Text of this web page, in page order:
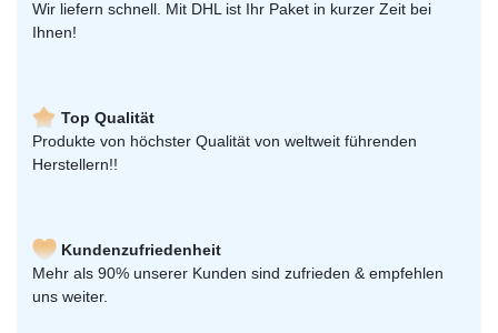
Wir liefern schnell. Mit DHL ist Ihr Paket in kurzer Zeit bei
Ihnen!
Top Qualität
Produkte von höchster Qualität von weltweit führenden
Herstellern!!
Kundenzufriedenheit
Mehr als 90% unserer Kunden sind zufrieden & empfehlen
uns weiter.